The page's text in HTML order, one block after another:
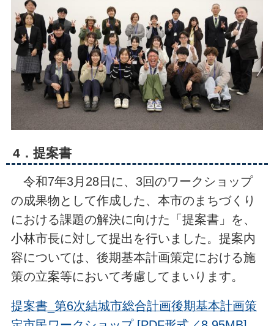
4．提案書
令和7年3月28日に、3回のワークショップ
の成果物として作成した、本市のまちづくり
における課題の解決に向けた「提案書」を、
小林市長に対して提出を行いました。提案内
容については、後期基本計画策定における施
策の立案等において考慮してまいります。
提案書_第6次結城市総合計画後期基本計画策